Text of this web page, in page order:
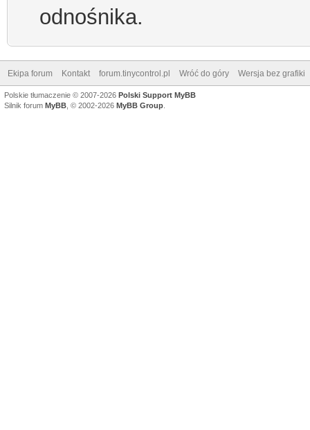
odnośnika.
Ekipa forum Kontakt forum.tinycontrol.pl Wróć do góry Wersja bez grafiki
Polskie tłumaczenie © 2007-2026 Polski Support MyBB
Silnik forum MyBB , © 2002-2026 MyBB Group